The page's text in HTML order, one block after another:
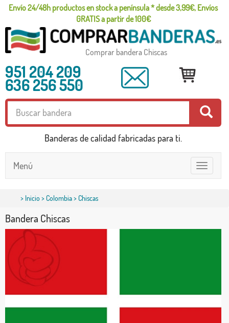
Envío 24/48h productos en stock a península * desde 3,99€, Envíos
GRATIS a partir de 100€
Comprar bandera Chiscas
951 204 209
636 256 550
Banderas de calidad fabricadas para ti.
Toggle
navigation
Menú
> Inicio>Colombia> Chiscas
Bandera Chiscas